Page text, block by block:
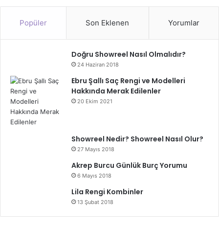
Popüler Son Eklenen Yorumlar
Doğru Showreel Nasıl Olmalıdır?
24 Haziran 2018
Ebru Şallı Saç Rengi ve Modelleri
Hakkında Merak Edilenler
20 Ekim 2021
Showreel Nedir? Showreel Nasıl Olur?
27 Mayıs 2018
Akrep Burcu Günlük Burç Yorumu
6 Mayıs 2018
Lila Rengi Kombinler
13 Şubat 2018